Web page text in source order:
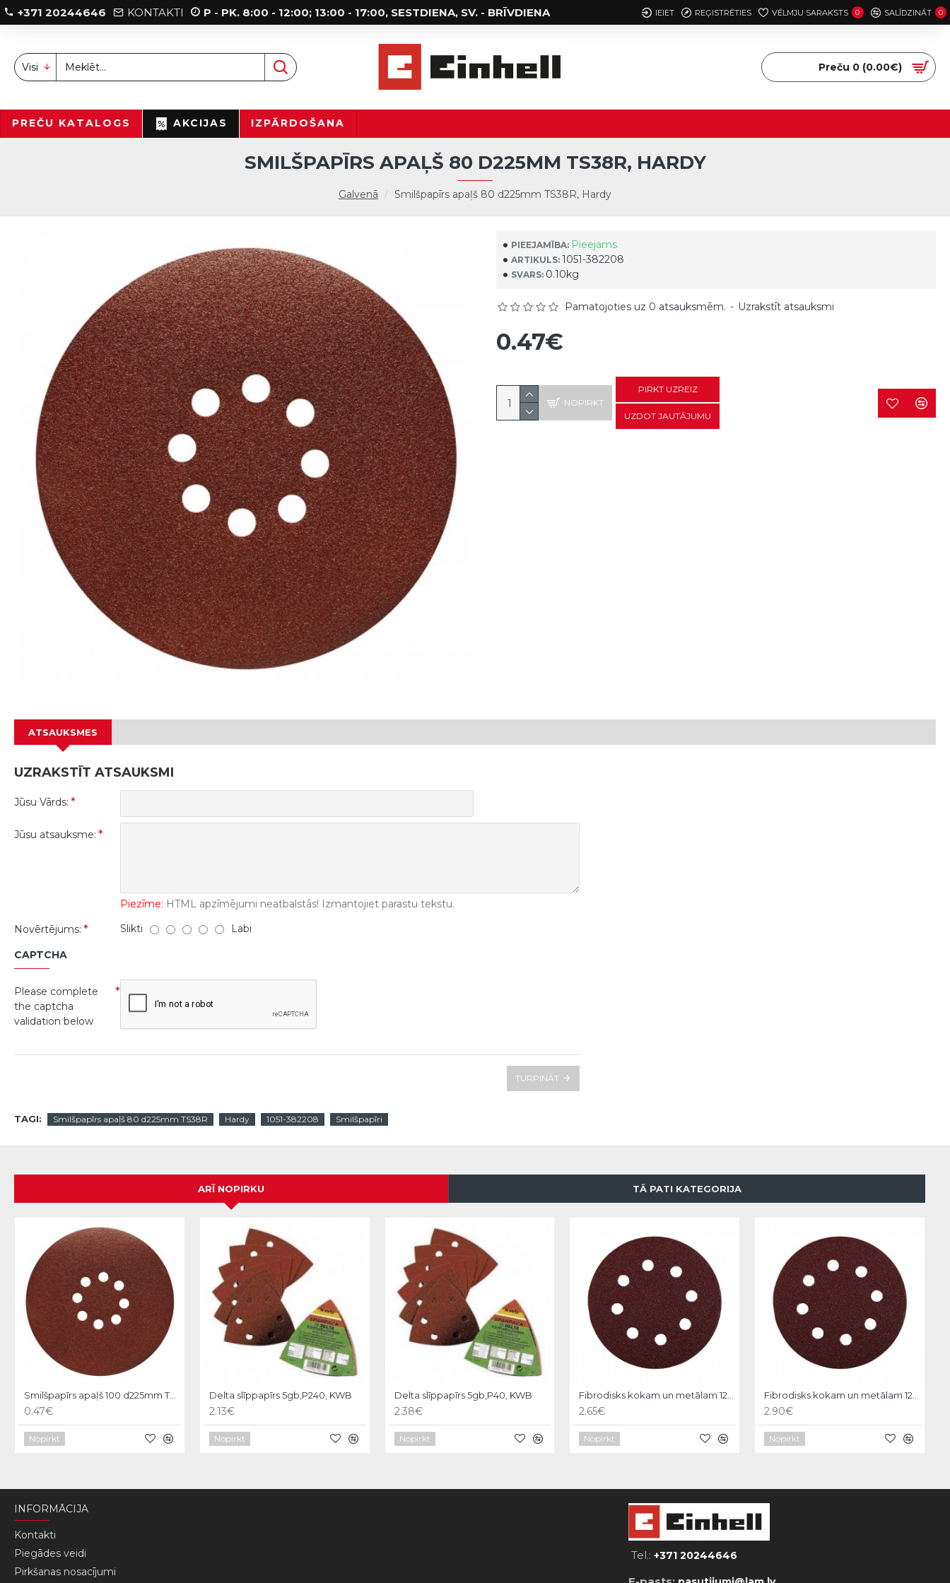
+371 20244646 KONTAKTI P - PK. 8:00 - 12:00; 13:00 - 17:00, SESTDIENA, SV. - BRĪVDIENA IEIET REĢISTRĒTIES VĒLMJU SARAKSTS 0 SALĪDZINĀT 0
Visi Preču 0 (0.00€)
PREČU KATALOGS AKCIJAS IZPĀRDOŠANA
Galvenā Smilšpapīrs apaļš 80 d225mm TS38R, Hardy
SMILŠPAPĪRS APAĻŠ 80 D225MM TS38R, HARDY
PIEEJAMĪBA: Pieejams
ARTIKULS: 1051-382208
SVARS: 0.10kg
Pamatojoties uz 0 atsauksmēm. - Uzrakstīt atsauksmi
0.47€
NOPIRKT
PIRKT UZREIZ
UZDOT JAUTĀJUMU
ATSAUKSMES
UZRAKSTĪT ATSAUKSMI
Jūsu Vārds:
Jūsu atsauksme:
Piezīme: HTML apzīmējumi neatbalstās! Izmantojiet parastu tekstu.
Novērtējums:
Slikti Labi
CAPTCHA
Please complete
the captcha
validation below
TURPINĀT
TAGI: Smilšpapīrs apaļš 80 d225mm TS38R Hardy 1051-382208 Smilšpapīri
ARĪ NOPIRKU TĀ PATI KATEGORIJA
Smilšpapīrs apaļš 100 d225mm TS38R , Hardy
0.47€
Nopirkt
Delta slīppapīrs 5gb,P240, KWB
2.13€
Nopirkt
Delta slīppapīrs 5gb,P40, KWB
2.38€
Nopirkt
2.65€
Nopirkt
2.90€
Nopirkt
INFORMĀCIJA
Kontakti
Piegādes veidi
Pirkšanas nosacījumi
Tel.:+371 20244646